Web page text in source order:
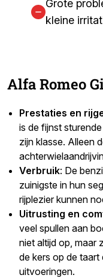
Grote
kleine
Alfa Romeo
Prestaties en
is de fijnst
zijn klasse. Alleen
Verbruik: De
zuinigste in hun
rijplezier kunnen
Uitrusting en
veel spullen aan
niet altijd op, maar
de kers op de taart
uitvoeringen.